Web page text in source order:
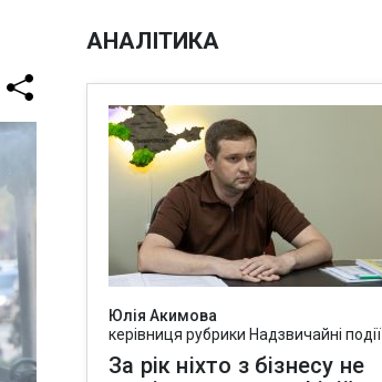
АНАЛІТИКА
Юлія Акимова
керівниця рубрики Надзвичайні події
За рік ніхто з бізнесу не